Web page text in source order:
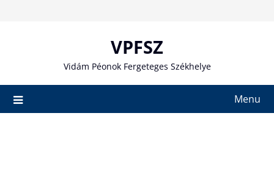
VPFSZ
Vidám Péonok Fergeteges Székhelye
Menu